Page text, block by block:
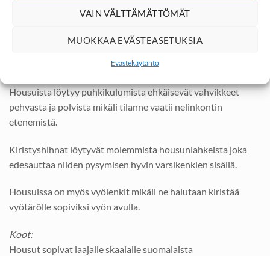
VAIN VÄLTTÄMÄTTÖMÄT
MUOKKAA EVÄSTEASETUKSIA
Evästekäytäntö
kangasläppäsuojattu ja ne kiinnittyvät napein.
Myös housujen sepalus on nappikiinnitteinen ja
rapsetta maastossa kuulu!
Housuista löytyy puhkikulumista ehkäisevät vahvikkeet
pehvasta ja polvista mikäli tilanne vaatii nelinkontin
etenemistä.
Kiristyshihnat löytyvät molemmista housunlahkeista joka
edesauttaa niiden pysymisen hyvin varsikenkien sisällä.
Housuissa on myös vyölenkit mikäli ne halutaan kiristää
vyötärölle sopiviksi vyön avulla.
Koot:
Housut sopivat laajalle skaalalle suomalaista